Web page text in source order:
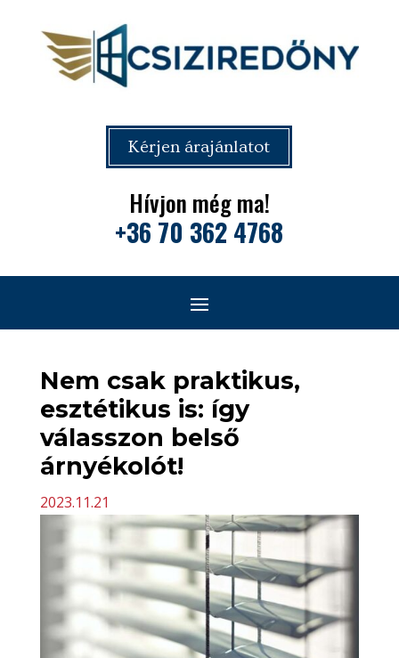
Kérjen árajánlatot
Hívjon még ma!
+36 70 362 4768
Nem csak praktikus,
esztétikus is: így
válasszon belső
árnyékolót!
2023.11.21